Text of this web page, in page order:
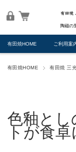
陶磁の
有田焼HOME ご利用案
有田焼HOME 有田焼 三
色釉とし
トが食